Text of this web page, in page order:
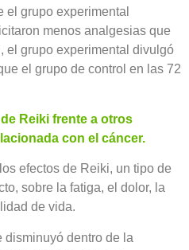
el grupo experimental
menos analgesias que
el grupo experimental divulgó
el grupo de control en las 72
Reiki frente a otros
con el cáncer.
efectos de Reiki, un tipo de
sobre la fatiga, el dolor, la
de vida.
disminuyó dentro de la